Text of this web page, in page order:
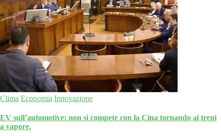
Clima Economia Innovazione
EV sull’automotive: non si compete con la Cina tornando ai treni
a vapore.